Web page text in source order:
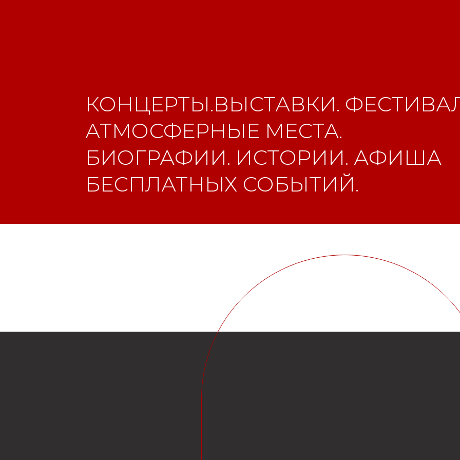
КОНЦЕРТЫ.ВЫСТАВКИ.
АТМОСФЕРНЫЕ МЕСТА.
БИОГРАФИИ. ИСТОРИИ. АФИША
БЕСПЛАТНЫХ СОБЫТИЙ.